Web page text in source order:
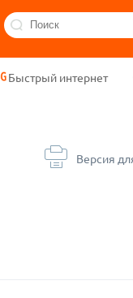
Быстрый интернет
Версия